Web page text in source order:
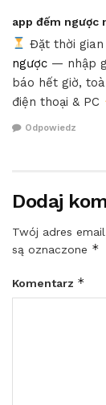
app đếm ngược
Đặt thời
ngược — nhập
báo hết giờ,
điện thoại & PC
Odpowiedz
Dodaj
Twój adres
są oznaczone *
Komentarz *